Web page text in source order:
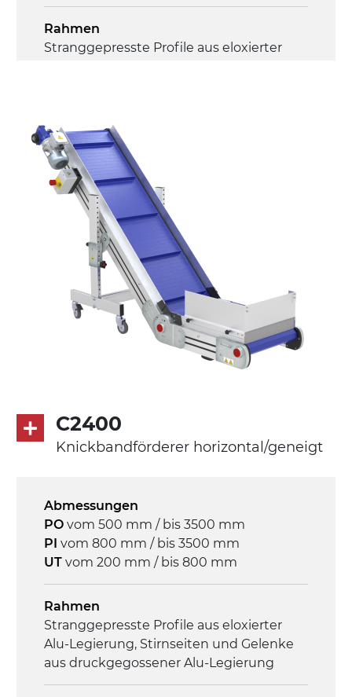
Rahmen
Stranggepresste Profile aus eloxierter
Seitenwände
Stranggepresste Profile aus eloxierter
Alu-Legierung
Ständer
ausziehbare Elemente mit Scharnieren
aus druckgegossener Alu-Legierung,
Beine aus verzinktem Metallrohr,
Schwenkräder mit/ohne Bremse (2+2)
Förderfläche
mit Gliedern aus PP Oberfläche blau
Antrieb
direkt, Zug (linke Seite),
Untersetzungsgetriebe mit Kupplung, 3-
3Ph
Geschwindigkeit
4,6 m/Minute
Steuerung
On/Off, E-Stopp, Motor-
Überlastungsschutz
C2400
Knickbandförderer horizontal/geneigt
Abmessungen
PO vom 500 mm / bis 3500 mm
PI vom 800 mm / bis 3500 mm
UT vom 200 mm / bis 800 mm
Rahmen
Stranggepresste Profile aus eloxierter
Alu-Legierung, Stirnseiten und Gelenke
aus druckgegossener Alu-Legierung